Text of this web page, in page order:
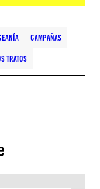
CAMPAÑAS
TRATOS